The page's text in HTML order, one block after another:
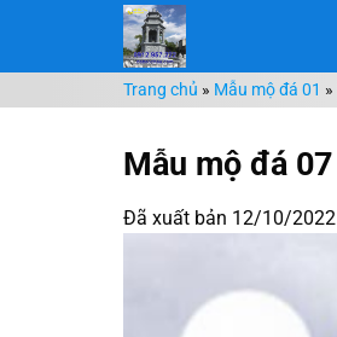
nội
dung
Trang chủ » Mẫu mộ đá 01 »
Mẫu mộ đá 07
Đã xuất bản 12/10/2022